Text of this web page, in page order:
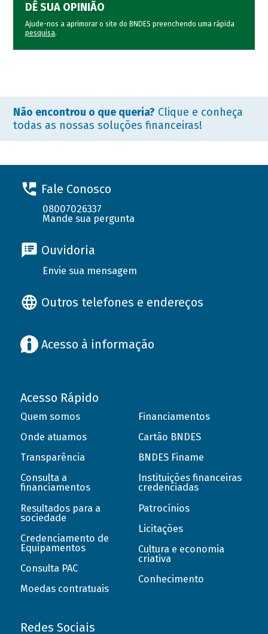
DÊ SUA OPINIÃO
Ajude-nos a aprimorar o site do BNDES preenchendo uma rápida
pesquisa.
Não encontrou o que queria? Clique e conheça
todas as nossas soluções financeiras!
Fale Conosco
08007026337
Mande sua pergunta
Ouvidoria
Envie sua mensagem
Outros telefones e endereços
Acesso à informação
Acesso Rápido
Quem somos
Onde atuamos
Transparência
Consulta a
financiamentos
Resultados para a
sociedade
Credenciamento de
Equipamentos
Consulta PAC
Moedas contratuais
Financiamentos
Cartão BNDES
BNDES Finame
Instituições financeiras
credenciadas
Patrocínios
Licitações
Cultura e economia
criativa
Conhecimento
Redes Sociais